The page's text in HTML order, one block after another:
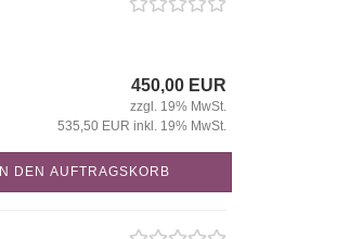
450,00 EUR
zzgl. 19% MwSt.
535,50 EUR inkl. 19% MwSt.
IN DEN AUFTRAGSKORB